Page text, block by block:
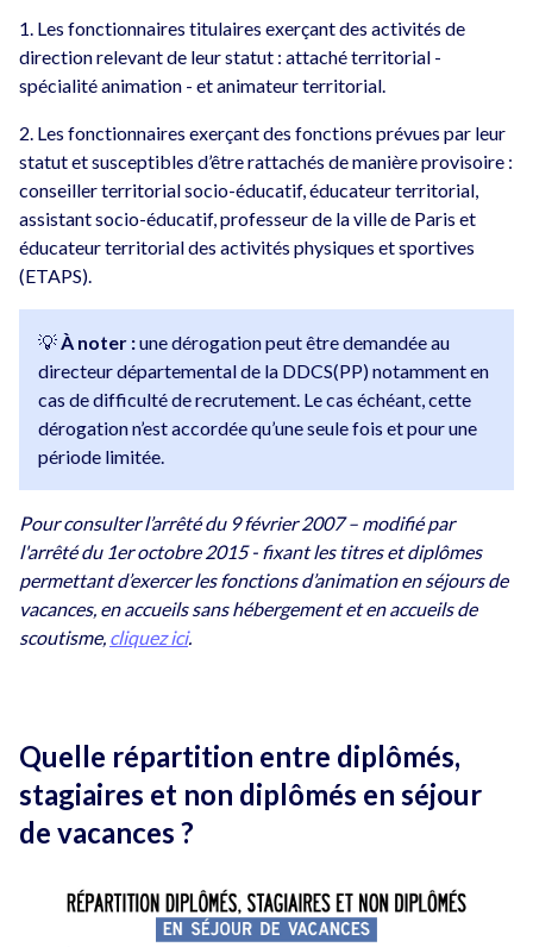
1. Les fonctionnaires titulaires exerçant des activités de
direction relevant de leur statut : attaché territorial -
spécialité animation - et animateur territorial.
2. Les fonctionnaires exerçant des fonctions prévues par leur
statut et susceptibles d’être rattachés de manière provisoire :
conseiller territorial socio-éducatif, éducateur territorial,
assistant socio-éducatif, professeur de la ville de Paris et
éducateur territorial des activités physiques et sportives
(ETAPS).
💡À noter :une dérogation peut être demandée au
directeur départemental de la DDCS(PP) notamment en
cas de difficulté de recrutement. Le cas échéant, cette
dérogation n’est accordée qu’une seule fois et pour une
période limitée.
Pour consulter l’arrêté du 9 février 2007 – modifié par
l'arrêté du 1er octobre 2015 - fixant les titres et diplômes
permettant d’exercer les fonctions d’animation en séjours de
vacances, en accueils sans hébergement et en accueils de
scoutisme, cliquez ici.
Quelle répartition entre diplômés,
stagiaires et non diplômés en séjour
de vacances ?